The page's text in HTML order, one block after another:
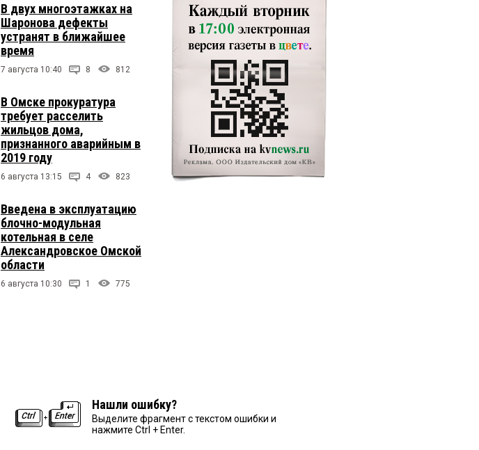
В двух многоэтажках на
Шаронова дефекты
устранят в ближайшее
время
7 августа 10:40 8 812
В Омске прокуратура
требует расселить
жильцов дома,
признанного аварийным в
2019 году
6 августа 13:15 4 823
Введена в эксплуатацию
блочно-модульная
котельная в селе
Александровское Омской
области
6 августа 10:30 1 775
Нашли ошибку?
Выделите фрагмент с текстом ошибки и
нажмите Ctrl + Enter.